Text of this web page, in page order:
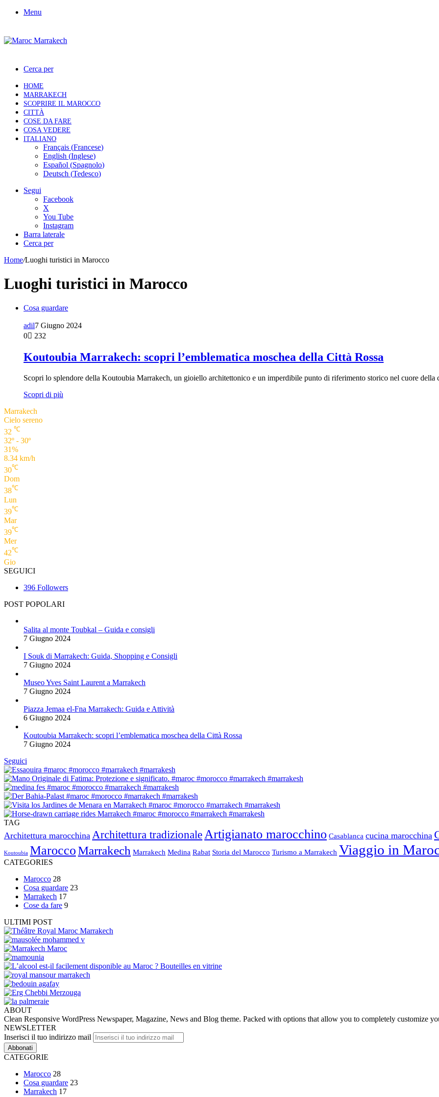
Menu
Cerca per
HOME
MARRAKECH
SCOPRIRE IL MAROCCO
CITTÀ
COSE DA FARE
COSA VEDERE
ITALIANO
Français (Francese)
English (Inglese)
Español (Spagnolo)
Deutsch (Tedesco)
Segui
Facebook
X
You Tube
Instagram
Barra laterale
Cerca per
Home/Luoghi turistici in Marocco
Luoghi turistici in Marocco
Cosa guardare
adil7 Giugno 2024
0
232
Koutoubia Marrakech: scopri l’emblematica moschea della Città Rossa
Scopri lo splendore della Koutoubia Marrakech, un gioiello architettonico e un imperdibile punto di riferimento storico nel cuore
Scopri di più
Marrakech
Cielo sereno
32 ℃
32º - 30º
31%
8.34 km/h
30℃
Dom
38℃
Lun
39℃
Mar
39℃
Mer
42℃
Gio
SEGUICI
396 Followers
POST POPOLARI
Salita al monte Toubkal – Guida e consigli
7 Giugno 2024
I Souk di Marrakech: Guida, Shopping e Consigli
7 Giugno 2024
Museo Yves Saint Laurent a Marrakech
7 Giugno 2024
Piazza Jemaa el-Fna Marrakech: Guida e Attività
6 Giugno 2024
Koutoubia Marrakech: scopri l’emblematica moschea della Città Rossa
7 Giugno 2024
Seguici
TAG
Architettura marocchina Architettura tradizionale Artigianato marocchino Casablanca cucina marocchina
Koutoubia MaroccoMarrakech Marrakech Medina Rabat Storia del Marocco Turismo a Marrakech Viaggio in
CATEGORIES
Marocco 28
Cosa guardare 23
Marrakech 17
Cose da fare 9
ULTIMI POST
ABOUT
Clean Responsive WordPress Newspaper, Magazine, News and Blog theme. Packed with options that allow you to completely customize
NEWSLETTER
Inserisci il tuo indirizzo mail
CATEGORIE
Marocco 28
Cosa guardare 23
Marrakech 17